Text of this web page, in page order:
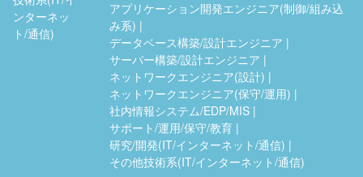
ンターネッ
ト/通信)
アプリケーション開発エンジニア(制御/組み込
み系)
データベース構築/設計エンジニア
サーバー構築/設計エンジニア
ネットワークエンジニア(設計)
ネットワークエンジニア(保守/運用)
社内情報システム/EDP/MIS
サポート/運用/保守/教育
研究/開発(IT/インターネット/通信)
その他技術系(IT/インターネット/通信)